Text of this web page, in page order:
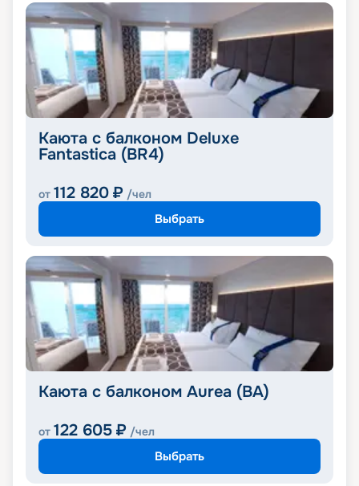
Каюта с балконом Deluxe
Fantastica (BR4)
от 112 820 ₽ /чел
Выбрать
Каюта с балконом Aurea (BA)
от 122 605 ₽ /чел
Выбрать